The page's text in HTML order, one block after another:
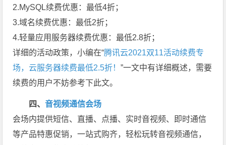
2.MySQL续费优惠：最低4折；
3.域名续费优惠：最低2折；
4.轻量应用服务器续费优惠：最低2.8折；
详细的活动政策，小编在“腾讯云2021双11活动续费专
场，云服务器续费最低2.5折！”一文中有详细概述，需要
续费的用户不妨参考下此文。
四、音视频通信会场
会场内提供短信、直播、点播、实时音视频、即时通信
等产品特惠促销，一站式购齐，轻松玩转音视频通信，